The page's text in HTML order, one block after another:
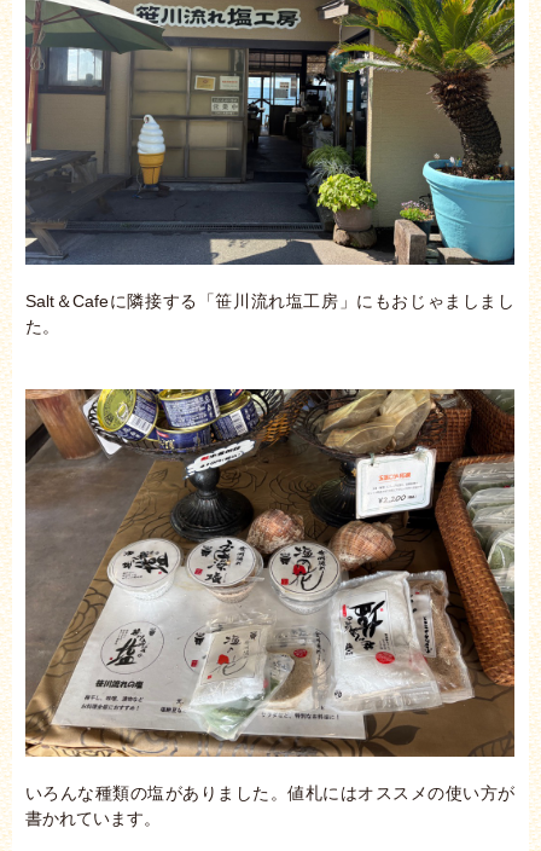
Salt＆Cafeに隣接する「笹川流れ塩工房」にもおじゃましまし
た。
いろんな種類の塩がありました。値札にはオススメの使い方が
書かれています。